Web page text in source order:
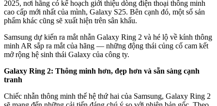
2025, nơi hãng có kế hoạch giới thiệu dòng điện thoại thông minh
cao cấp mới nhất của mình, Galaxy S25. Bên cạnh đó, một số sản
phẩm khác cũng sẽ xuất hiện trên sân khấu.
Samsung dự kiến ra mắt nhẫn Galaxy Ring 2 và hé lộ về kính thông
minh AR sắp ra mắt của hãng — những động thái củng cố cam kết
mở rộng hệ sinh thái Galaxy của công ty.
Galaxy Ring 2: Thông minh hơn, đẹp hơn và sẵn sàng cạnh
tranh
Chiếc nhẫn thông minh thế hệ thứ hai của Samsung, Galaxy Ring 2